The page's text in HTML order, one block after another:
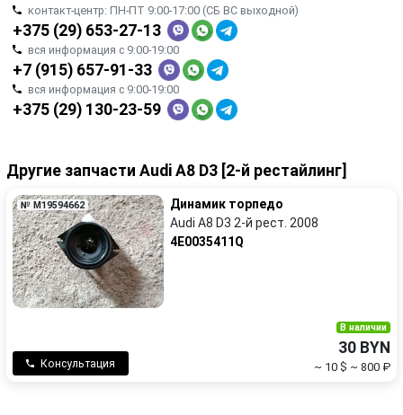
контакт-центр: ПН-ПТ 9:00-17:00 (СБ ВС выходной)
+375 (29) 653-27-13
вся информация с 9:00-19:00
+7 (915) 657-91-33
вся информация с 9:00-19:00
+375 (29) 130-23-59
Другие запчасти Audi A8 D3 [2-й рестайлинг]
№ M19594662
Динамик торпедо
Audi A8 D3 2-й рест. 2008
4E0035411Q
Консультация
В наличии
30 BYN
~ 10 $ ~ 800 ₽